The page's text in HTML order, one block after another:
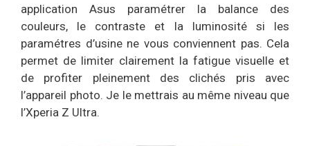
application Asus paramétrer la balance des
couleurs, le contraste et la luminosité si les
paramétres d’usine ne vous conviennent pas. Cela
permet de limiter clairement la fatigue visuelle et
de profiter pleinement des clichés pris avec
l’appareil photo. Je le mettrais au même niveau que
l’Xperia Z Ultra.